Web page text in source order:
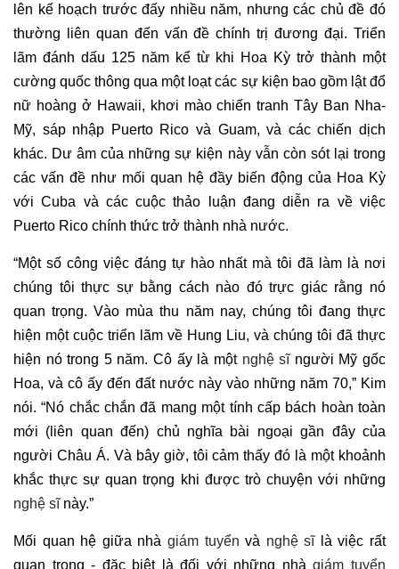
lên kế hoạch trước đấy nhiều năm, nhưng các chủ đề đó
thường liên quan đến vấn đề chính trị đương đại. Triển
lãm đánh dấu 125 năm kể từ khi Hoa Kỳ trở thành một
cường quốc thông qua một loạt các sự kiện bao gồm lật đổ
nữ hoàng ở Hawaii, khơi mào chiến tranh Tây Ban Nha-
Mỹ, sáp nhập Puerto Rico và Guam, và các chiến dịch
khác. Dư âm của những sự kiện này vẫn còn sót lại trong
các vấn đề như mối quan hệ đầy biến động của Hoa Kỳ
với Cuba và các cuộc thảo luận đang diễn ra về việc
Puerto Rico chính thức trở thành nhà nước.
“Một số công việc đáng tự hào nhất mà tôi đã làm là nơi
chúng tôi thực sự bằng cách nào đó trực giác rằng nó
quan trọng. Vào mùa thu năm nay, chúng tôi đang thực
hiện một cuộc triển lãm về Hung Liu, và chúng tôi đã thực
hiện nó trong 5 năm. Cô ấy là một nghệ sĩngười Mỹ gốc
Hoa, và cô ấy đến đất nước này vào những năm 70,” Kim
nói. “Nó chắc chắn đã mang một tính cấp bách hoàn toàn
mới (liên quan đến) chủ nghĩa bài ngoại gần đây của
người Châu Á. Và bây giờ, tôi cảm thấy đó là một khoảnh
khắc thực sự quan trọng khi được trò chuyện với những
nghệ sĩnày.”
Mối quan hệ giữa nhà giám tuyển và nghệ sĩlà việc rất
quan trọng - đặc biệt là đối với những nhàgiám tuyển